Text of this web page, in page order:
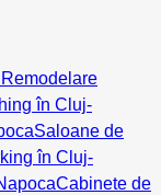
în Cluj-
Saloane de
în Cluj-
Cabinete de